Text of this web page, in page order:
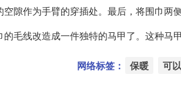
隙作为手臂的穿插处。最后，将围巾两
毛线改造成一件独特的马甲了。这种马
网络标签： 保暖 可